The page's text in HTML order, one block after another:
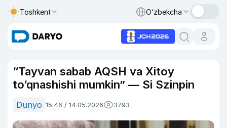
Toshkent O‘zbekcha
“Tayvan sabab AQSH va Xitoy
to‘qnashishi mumkin” — Si Szinpin
Dunyo 15:46 / 14.05.2026 3793